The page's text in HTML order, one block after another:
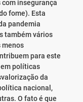
insegurança
fome). Esta
pandemia
também vários
menos
para este
políticas
da
nacional,
O fato é que